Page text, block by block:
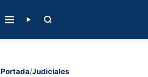
Portada/Judiciales